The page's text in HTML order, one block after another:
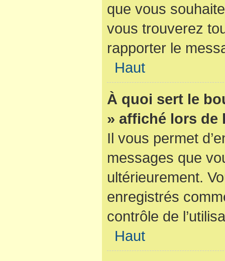
que vous
vous trouverez
rapporter le
Haut
À quoi sert le
» affiché lors de
Il vous permet
messages que
ultérieurement.
enregistrés
contrôle de
Haut